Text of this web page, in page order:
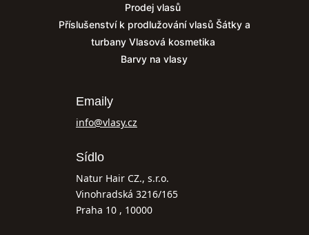
Prodej vlasů
Příslušenství k prodlužování vlasů Šátky a
turbany Vlasová kosmetika
Barvy na vlasy
Emaily
info@vlasy.cz
Sídlo
Natur Hair CZ., s.r.o.
Vinohradská 3216/165
Praha 10 , 10000